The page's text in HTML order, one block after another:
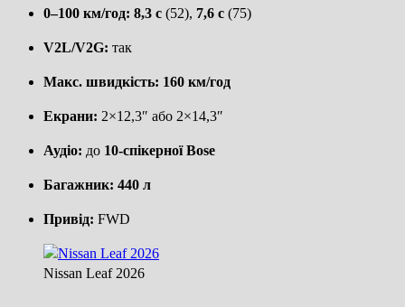
0–100 км/год: 8,3 с (52), 7,6 с (75)
V2L/V2G: так
Макс. швидкість: 160 км/год
Екрани: 2×12,3″ або 2×14,3″
Аудіо: до 10-спікерної Bose
Багажник: 440 л
Привід: FWD
Nissan Leaf 2026